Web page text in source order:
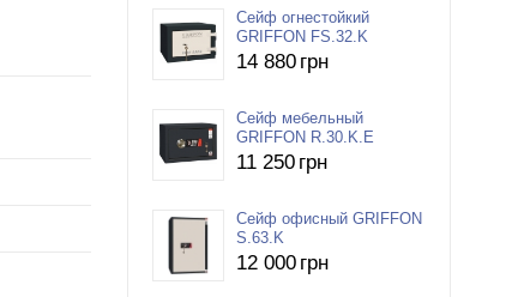
Сейф огнестойкий
GRIFFON FS.32.K
14 880 грн
Сейф мебельный
GRIFFON R.30.K.E
11 250 грн
Сейф офисный GRIFFON
S.63.K
12 000 грн